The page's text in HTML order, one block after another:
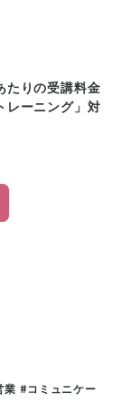
たりの受講料金
レーニング」対
業 #コミュニケー